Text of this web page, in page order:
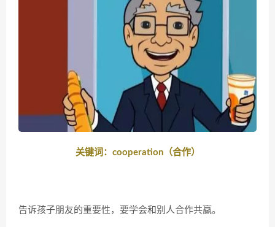
关键词：cooperation（合作）
告诉孩子朋友的重要性，要学会和别人合作共赢。